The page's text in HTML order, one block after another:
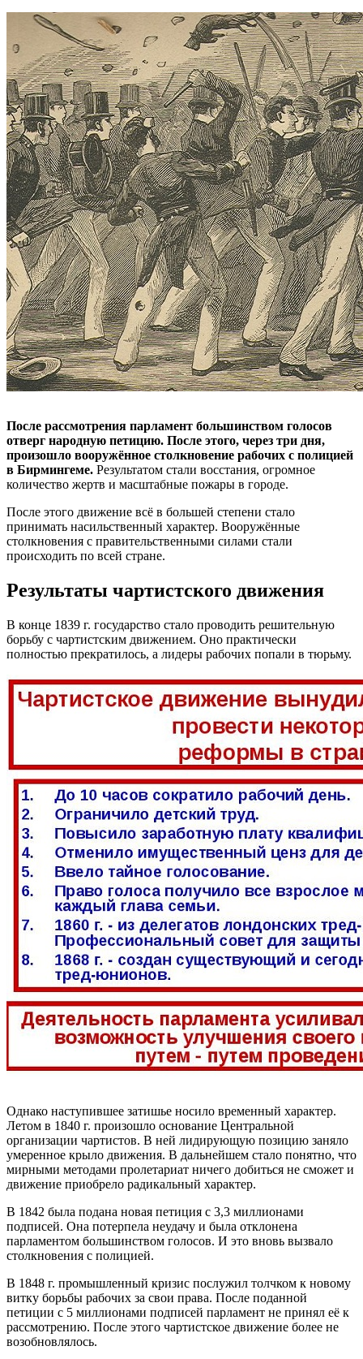
После рассмотрения парламент большинством голосов
отверг народную петицию. После этого, через три дня,
произошло вооружённое столкновение рабочих с полицией
в Бирмингеме. Результатом стали восстания, огромное
количество жертв и масштабные пожары в городе.
После этого движение всё в большей степени стало
принимать насильственный характер. Вооружённые
столкновения с правительственными силами стали
происходить по всей стране.
Результаты чартистского движения
В конце 1839 г. государство стало проводить решительную
борьбу с чартистским движением. Оно практически
полностью прекратилось, а лидеры рабочих попали в тюрьму.
Однако наступившее затишье носило временный характер.
Летом в 1840 г. произошло основание Центральной
организации чартистов. В ней лидирующую позицию заняло
умеренное крыло движения. В дальнейшем стало понятно, что
мирными методами пролетариат ничего добиться не сможет и
движение приобрело радикальный характер.
В 1842 была подана новая петиция с 3,3 миллионами
подписей. Она потерпела неудачу и была отклонена
парламентом большинством голосов. И это вновь вызвало
столкновения с полицией.
В 1848 г. промышленный кризис послужил толчком к новому
витку борьбы рабочих за свои права. После поданной
петиции с 5 миллионами подписей парламент не принял её к
рассмотрению. После этого чартистское движение более не
возобновлялось.